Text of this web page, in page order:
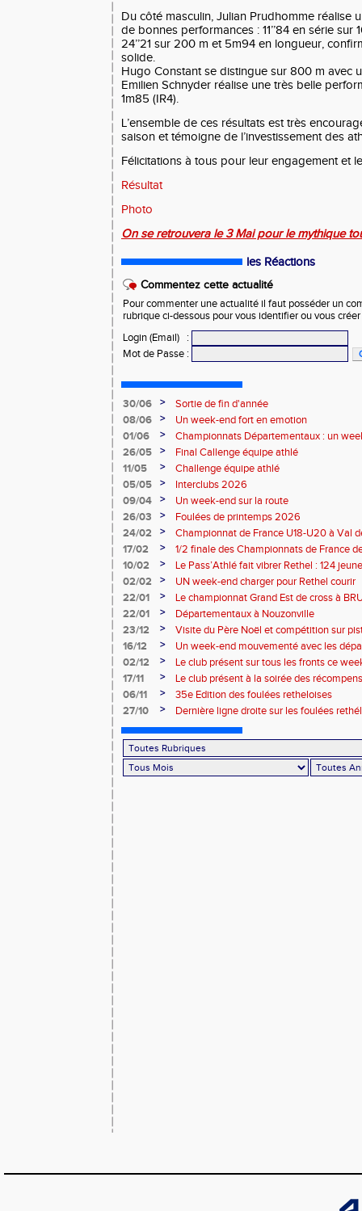
Du côté masculin, Julian Prudhomme réalise
de bonnes performances : 11’’84 en série sur
24’’21 sur 200 m et 5m94 en longueur,
solide.
Hugo Constant se distingue sur 800 m avec
Emilien Schnyder réalise une très belle
1m85 (IR4).
L’ensemble de ces résultats est très
saison et témoigne de l’investissement des
Félicitations à tous pour leur engagement et
Résultat
Photo
On se retrouvera le 3 Mai pour le mythique
les Réactions
Commentez cette actualité
Pour commenter une actualité il faut posséder un
rubrique ci-dessous pour vous identifier ou vous
Login (Email)
:
Mot de Passe :
30/06 >
Sortie de fin d'année
08/06
>
Un week-end fort en emotion
01/06
>
Championnats Départementaux : un
performances
26/05 >
Final Callenge équipe athlé
11/05
>
Challenge équipe athlé
05/05
>
Interclubs 2026
09/04
>
Un week-end sur la route
26/03
>
Foulées de printemps 2026
24/02
>
Championnat de France U18-U20 à Val
17/02
>
1/2 finale des Championnats de France
10/02
>
Le Pass’Athlé fait vibrer Rethel : 124
02/02
>
UN week-end charger pour Rethel courir
22/01
>
Le championnat Grand Est de cross à
22/01
>
Départementaux à Nouzonville
23/12
>
Visite du Père Noël et compétition sur
16/12
>
Un week-end mouvementé avec les
02/12
>
Le club présent sur tous les fronts ce
17/11
>
Le club présent à la soirée des
l’Atmosphère
06/11 >
35e Edition des foulées retheloises
27/10
> Dernière ligne droite sur les foulées